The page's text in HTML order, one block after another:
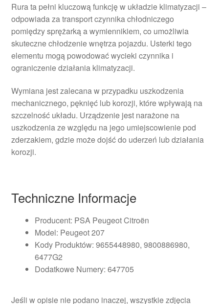
Rura ta pełni kluczową funkcję w układzie klimatyzacji –
odpowiada za transport czynnika chłodniczego
pomiędzy sprężarką a wymiennikiem, co umożliwia
skuteczne chłodzenie wnętrza pojazdu. Usterki tego
elementu mogą powodować wycieki czynnika i
ograniczenie działania klimatyzacji.
Wymiana jest zalecana w przypadku uszkodzenia
mechanicznego, pęknięć lub korozji, które wpływają na
szczelność układu. Urządzenie jest narażone na
uszkodzenia ze względu na jego umiejscowienie pod
zderzakiem, gdzie może dojść do uderzeń lub działania
korozji.
Techniczne Informacje
Producent: PSA Peugeot Citroën
Model: Peugeot 207
Kody Produktów: 9655448980, 9800886980,
6477G2
Dodatkowe Numery: 647705
Jeśli w opisie nie podano inaczej, wszystkie zdjęcia